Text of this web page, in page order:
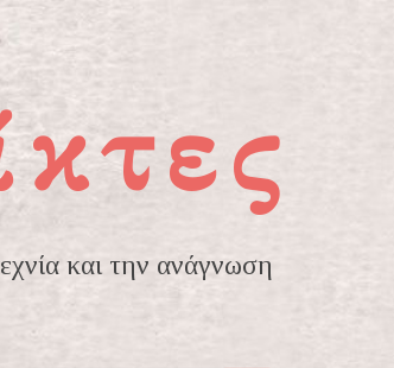
και την ανάγνωση